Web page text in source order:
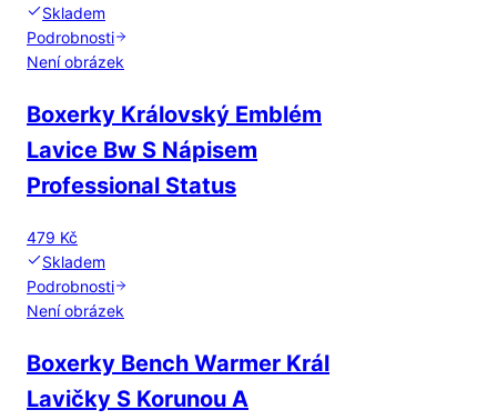
Skladem
Podrobnosti
Není obrázek
Boxerky Královský Emblém
Lavice Bw S Nápisem
Professional Status
479 Kč
Skladem
Podrobnosti
Není obrázek
Boxerky Bench Warmer Král
Lavičky S Korunou A